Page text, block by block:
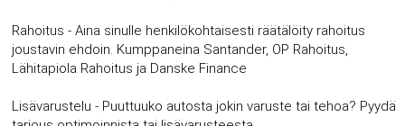
Rahoitus - Aina sinulle henkilökohtaisesti räätälöity rahoitus
joustavin ehdoin. Kumppaneina Santander, OP Rahoitus,
Lähitapiola Rahoitus ja Danske Finance
Lisävarustelu - Puuttuuko autosta jokin varuste tai tehoa? Pyydä